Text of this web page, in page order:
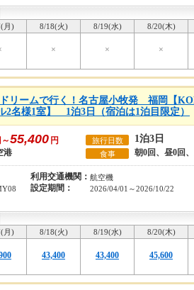
月) 8/18(火) 8/19(水) 8/20(木)
× × ×
リームで行く！名古屋小牧発 福岡【
名様1室】 1泊3日（宿泊は1泊目限定）
55,400 円 旅行日数 1泊3日
港 食事 朝0回、昼0回
利用交通機関： 航空機
設定期間： 2026/04/01～2026/10/22
月) 8/18(火) 8/19(水) 8/20(木)
43,400 43,400 45,600